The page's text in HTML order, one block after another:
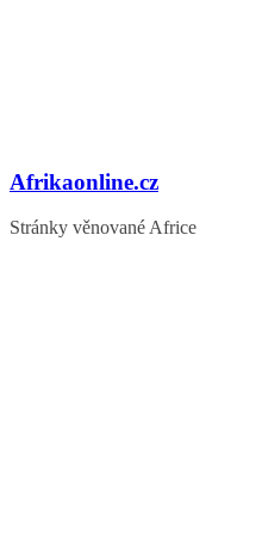
Afrikaonline.cz
Stránky věnované Africe